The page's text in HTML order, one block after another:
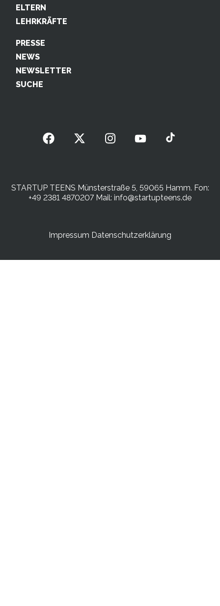
ELTERN
LEHRKRÄFTE
PRESSE
NEWS
NEWSLETTER
SUCHE
STARTUP TEENS Münsterstraße 5, 59065 Hamm. Fon:
+49 2381 4870207 Mail: info@startupteens.de
Impressum Datenschutzerklärung